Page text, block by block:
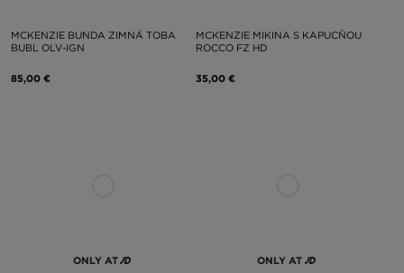
MCKENZIE BUNDA ZIMNÁ TOBA
BUBL OLV-IGN
85,00 €
MCKENZIE MIKINA S KAPUCŇOU
ROCCO FZ HD
35,00 €
ONLY AT ONLY AT